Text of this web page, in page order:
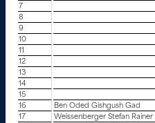
7
8
9
10
11
12
13
14
15
16
Ben Oded Gishgush Gad
17
Weissenberger Stefan Rainer